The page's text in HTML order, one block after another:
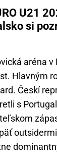
U21
si
aréna v
Hlavným
Českí
s